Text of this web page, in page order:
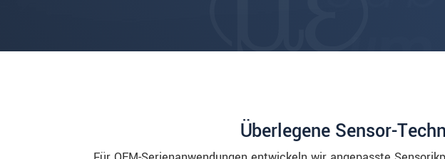
Überlegene Sensor-